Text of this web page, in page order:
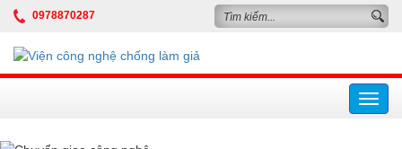
0978870287